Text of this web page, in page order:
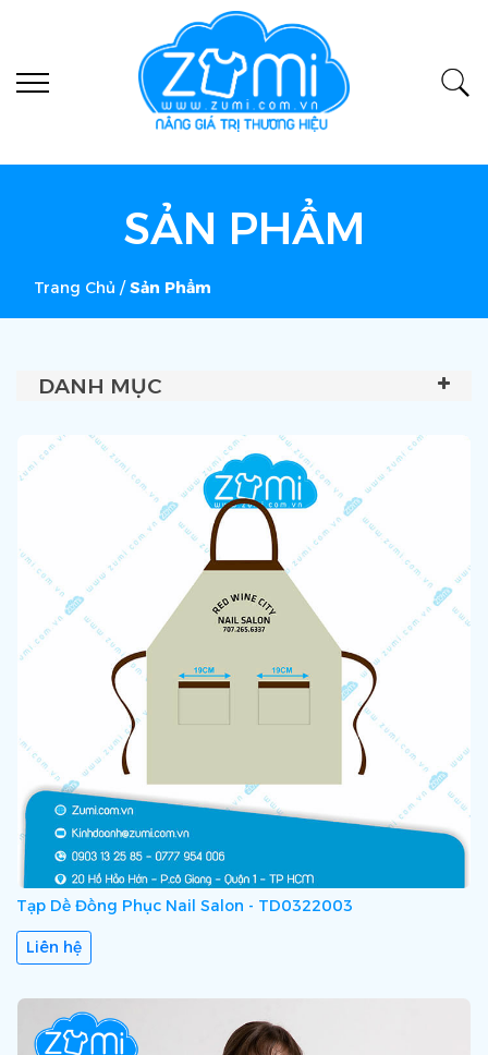
SẢN PHẨM
Trang Chủ / Sản Phẩm
DANH MỤC
Tạp Dề Đồng Phục Nail Salon - TD0322003
Liên hệ